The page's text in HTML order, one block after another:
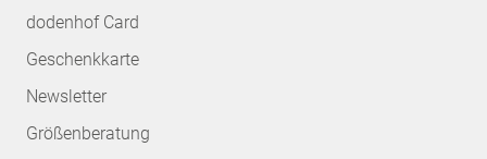
dodenhof Card
Geschenkkarte
Newsletter
Größenberatung